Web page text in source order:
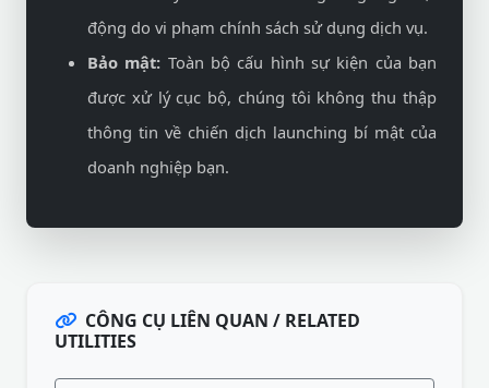
động do vi phạm chính sách sử dụng dịch vụ.
Bảo mật: Toàn bộ cấu hình sự kiện của bạn
được xử lý cục bộ, chúng tôi không thu thập
thông tin về chiến dịch launching bí mật của
doanh nghiệp bạn.
CÔNG CỤ LIÊN QUAN / RELATED
UTILITIES